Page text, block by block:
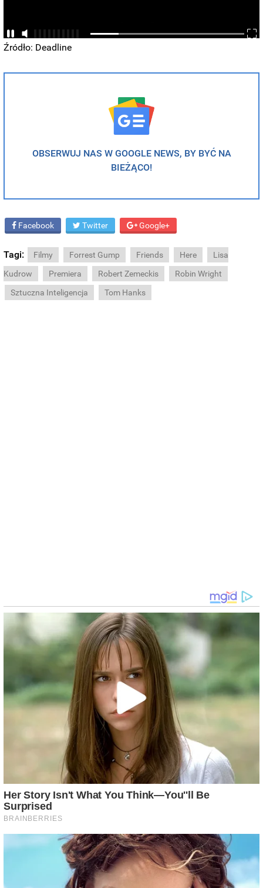
Źródło: Deadline
OBSERWUJ NAS W GOOGLE NEWS, BY BYĆ NA
BIEŻĄCO!
Facebook Twitter Google+
Tagi: Filmy Forrest Gump Friends Here
Lisa
Kudrow
Premiera Robert Zemeckis
Robin Wright
Sztuczna Inteligencja
Tom Hanks